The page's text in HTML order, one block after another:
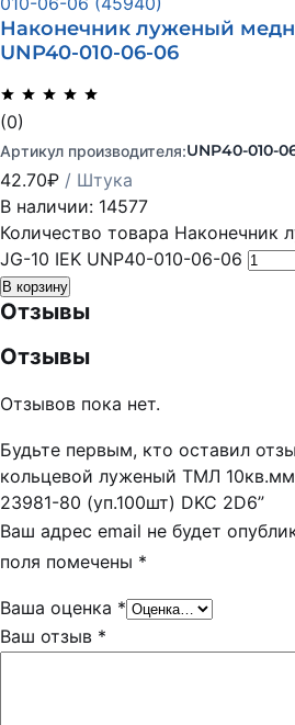
Наконечник луженый
UNP40-010-06-06
(0)
Артикул производителя:UNP40-010-
42.70₽ / Штука
В наличии: 14577
Количество товара
JG-10 IEK UNP40-010-06-06
В корзину
Отзывы
Отзывы
Отзывов пока нет.
Будьте первым, кто оставил
кольцевой луженый ТМЛ
23981-80 (уп.100шт) DKC 2D6”
Ваш адрес email не будет
поля помечены *
Ваша оценка *
Ваш отзыв *